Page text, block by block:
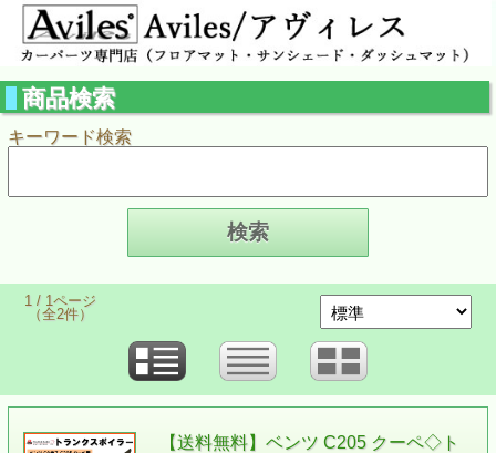
商品検索
キーワード検索
1 / 1ページ
（全2件）
【送料無料】ベンツ C205 クーペ◇ト